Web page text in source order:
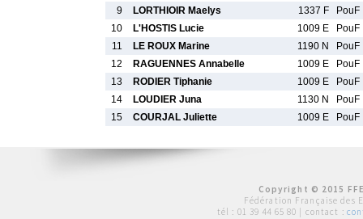
9
LORTHIOIR Maelys 1337 F
PouF
10
L'HOSTIS Lucie 1009 E
PouF
11
LE ROUX Marine 1190 N
PouF
12
RAGUENNES Annabelle 1009 E
PouF
13
RODIER Tiphanie 1009 E
PouF
14
LOUDIER Juna 1130 N
PouF
15
COURJAL Juliette 1009 E PouF
Copyright © 2015
Fédération Française des
tél : 01 39 44 65 80 | contact :